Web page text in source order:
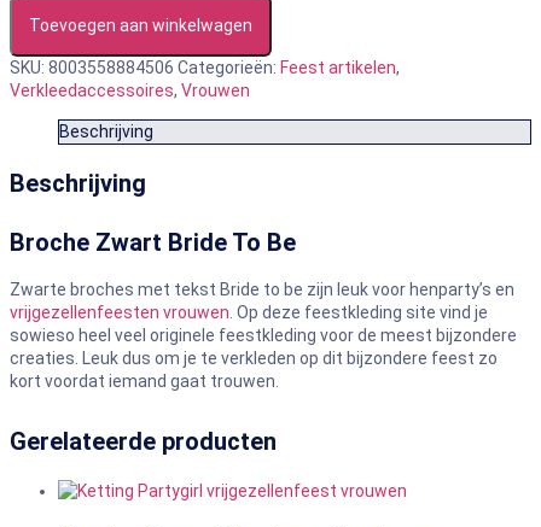
Toevoegen aan winkelwagen
SKU: 8003558884506 Categorieën: Feest artikelen,
Verkleedaccessoires, Vrouwen
Beschrijving
Beschrijving
Broche Zwart Bride To Be
Zwarte broches met tekst Bride to be zijn leuk voor henparty’s en
vrijgezellenfeesten vrouwen . Op deze feestkleding site vind je
sowieso heel veel originele feestkleding voor de meest bijzondere
creaties. Leuk dus om je te verkleden op dit bijzondere feest zo
kort voordat iemand gaat trouwen.
Gerelateerde producten